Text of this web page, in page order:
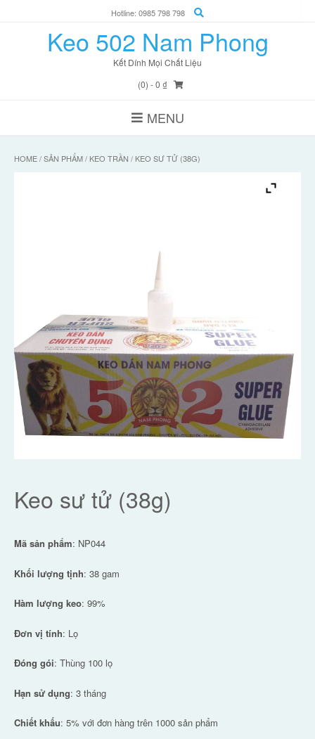
Hotline: 0985 798 798
Keo 502 Nam Phong
Kết Dính Mọi Chất Liệu
(0) - 0 ₫
MENU
HOME/SẢN PHẨM/ KEO TRẦN / KEO SƯ TỬ (38G)
Keo sư tử (38g)
Mã sản phẩm: NP044
Khối lượng tịnh: 38 gam
Hàm lượng keo: 99%
Đơn vị tính: Lọ
Đóng gói: Thùng 100 lọ
Hạn sử dụng: 3 tháng
Chiết khấu: 5% với đơn hàng trên 1000 sản phẩm